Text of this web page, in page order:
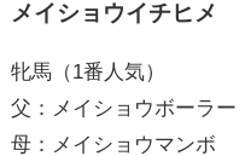
メイショウイチヒメ
牝馬（1番人気）
父：メイショウボーラー
母：メイショウマンボ